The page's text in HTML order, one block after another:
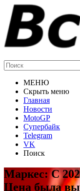
МЕНЮ
Скрыть меню
Главная
Новости
MotoGP
Супербайк
Telegram
VK
Поиск
Маркес: С
Цена была